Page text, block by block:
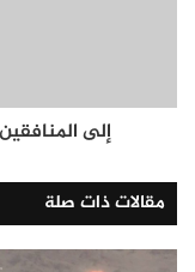
إلى
مقالات ذات صلة